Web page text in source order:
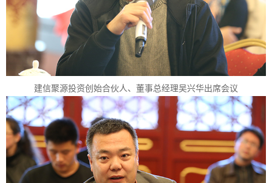
建信聚源投资创始合伙人、董事总经理吴兴华出席会议